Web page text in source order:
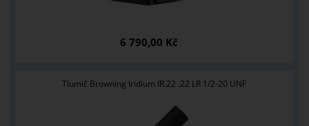
6 790,00 Kč
Tlumič Browning Iridium IR.22 .22 LR 1/2-20 UNF